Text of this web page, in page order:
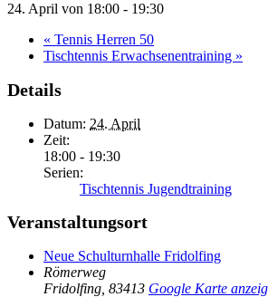
24. April von 18:00 - 19:30
« Tennis Herren 50
Tischtennis Erwachsenentraining »
Details
Datum: 24. April
Zeit:
18:00 - 19:30
Serien:
Tischtennis Jugendtraining
Veranstaltungsort
Neue Schulturnhalle Fridolfing
Römerweg
Fridolfing 83413 Google Karte